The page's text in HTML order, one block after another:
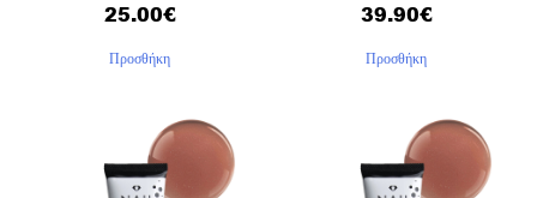
25.00€
Προσθήκη
39.90€
Προσθήκη